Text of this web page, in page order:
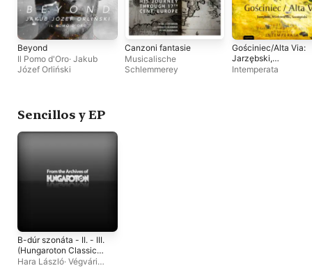
Beyond
Il Pomo d'Oro· Jakub
Józef Orliński
Canzoni fantasie
Musicalische
Schlemmerey
Gościniec/Alta Via:
Jarzębski,
Mielczewski,
Intemperata
Sencillos y EP
B-dúr szonáta - II. - III.
(Hungaroton Classics)
- EP
Hara László· Végvári